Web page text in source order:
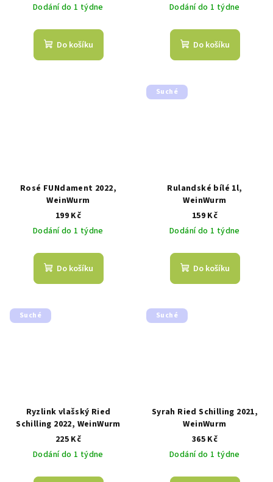
Dodání do 1 týdne
Do košíku
Dodání do 1 týdne
Do košíku
Rosé FUNdament 2022,
WeinWurm
199 Kč
Dodání do 1 týdne
Do košíku
Suché
Rulandské bílé 1l,
WeinWurm
159 Kč
Dodání do 1 týdne
Do košíku
Suché
Ryzlink vlašský Ried
Schilling 2022, WeinWurm
225 Kč
Dodání do 1 týdne
Suché
Syrah Ried Schilling 2021,
WeinWurm
365 Kč
Dodání do 1 týdne